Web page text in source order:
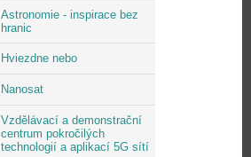
Astronomie - inspirace bez
hranic
Hviezdne nebo
Nanosat
Vzdělávací a demonstrační
centrum pokročilých
technologií a aplikací 5G sítí